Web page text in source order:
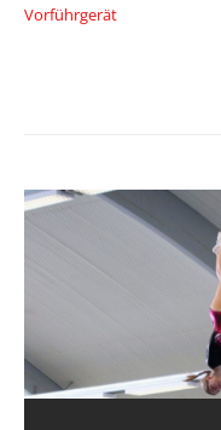
Vorführgerät